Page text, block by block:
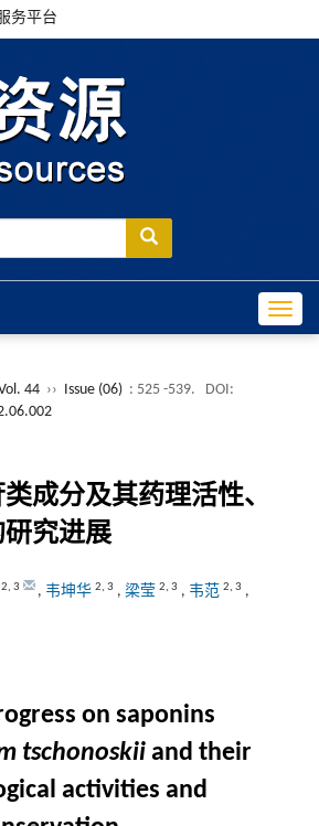
务平台
44 ›› Issue (06) : 525 -539.
DOI:
成分及其药理活性、
究进展
2, 3 , 韦坤华 2, 3 , 梁莹 2, 3 , 韦范 2, 3 ,
on saponins
tschonoskiiand their
activities and